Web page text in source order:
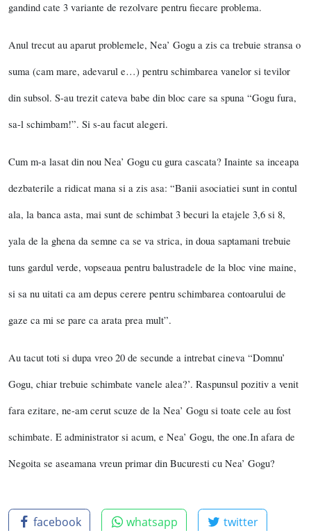
gandind cate 3 variante de rezolvare pentru fiecare problema.
Anul trecut au aparut problemele, Nea’ Gogu a zis ca trebuie stransa o
suma (cam mare, adevarul e…) pentru schimbarea vanelor si tevilor
din subsol. S-au trezit cateva babe din bloc care sa spuna “Gogu fura,
sa-l schimbam!”. Si s-au facut alegeri.
Cum m-a lasat din nou Nea’ Gogu cu gura cascata? Inainte sa inceapa
dezbaterile a ridicat mana si a zis asa: “Banii asociatiei sunt in contul
ala, la banca asta, mai sunt de schimbat 3 becuri la etajele 3,6 si 8,
yala de la ghena da semne ca se va strica, in doua saptamani trebuie
tuns gardul verde, vopseaua pentru balustradele de la bloc vine maine,
si sa nu uitati ca am depus cerere pentru schimbarea contoarului de
gaze ca mi se pare ca arata prea mult”.
Au tacut toti si dupa vreo 20 de secunde a intrebat cineva “Domnu’
Gogu, chiar trebuie schimbate vanele alea?’. Raspunsul pozitiv a venit
fara ezitare, ne-am cerut scuze de la Nea’ Gogu si toate cele au fost
schimbate. E administrator si acum, e Nea’ Gogu, the one.In afara de
Negoita se aseamana vreun primar din Bucuresti cu Nea’ Gogu?
facebook whatsapp twitter